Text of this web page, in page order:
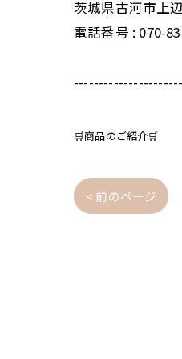
茨城県古河市上
電話番号 : 070-
🛒商品のご紹介🛒
< 前のページ